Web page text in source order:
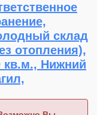
склад
отопления),
кв.м., Нижний